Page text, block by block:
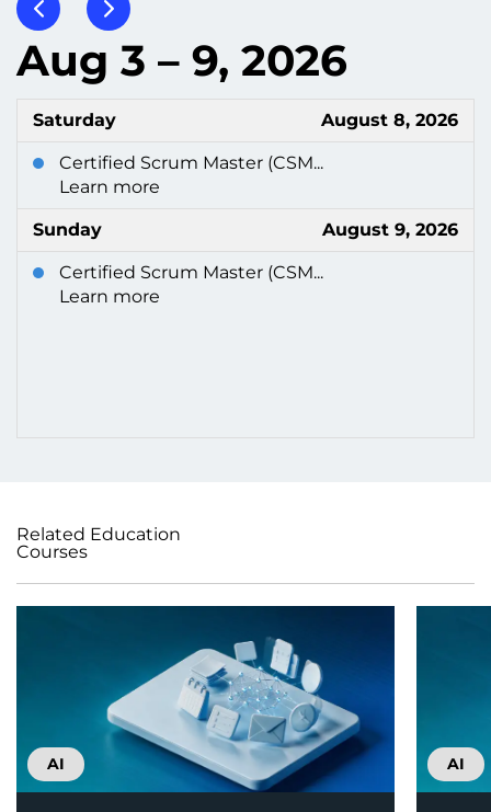
Aug 3 – 9, 2026
Saturday August 8, 2026
Certified Scrum Master (CSM...
Learn more
Sunday August 9, 2026
Certified Scrum Master (CSM...
Learn more
Related Education
Courses
AI AI